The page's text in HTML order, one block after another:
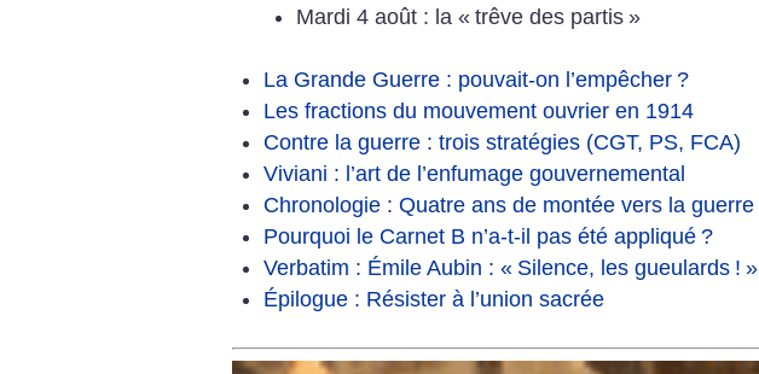
Mardi 4 août : la « trêve des partis »
La Grande Guerre : pouvait-on l’empêcher ?
Les fractions du mouvement ouvrier en 1914
Contre la guerre : trois stratégies (CGT, PS, FCA)
Viviani : l’art de l’enfumage gouvernemental
Chronologie : Quatre ans de montée vers la guerre
Pourquoi le Carnet B n’a-t-il pas été appliqué ?
Verbatim : Émile Aubin : « Silence, les gueulards ! »
Épilogue : Résister à l’union sacrée